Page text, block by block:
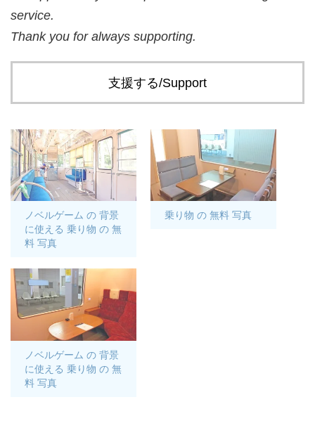
service.
Thank you for always supporting.
支援する/Support
ノベルゲーム の 背景
に使える 乗り物 の 無
料 写真
乗り物 の 無料 写真
ノベルゲーム の 背景
に使える 乗り物 の 無
料 写真